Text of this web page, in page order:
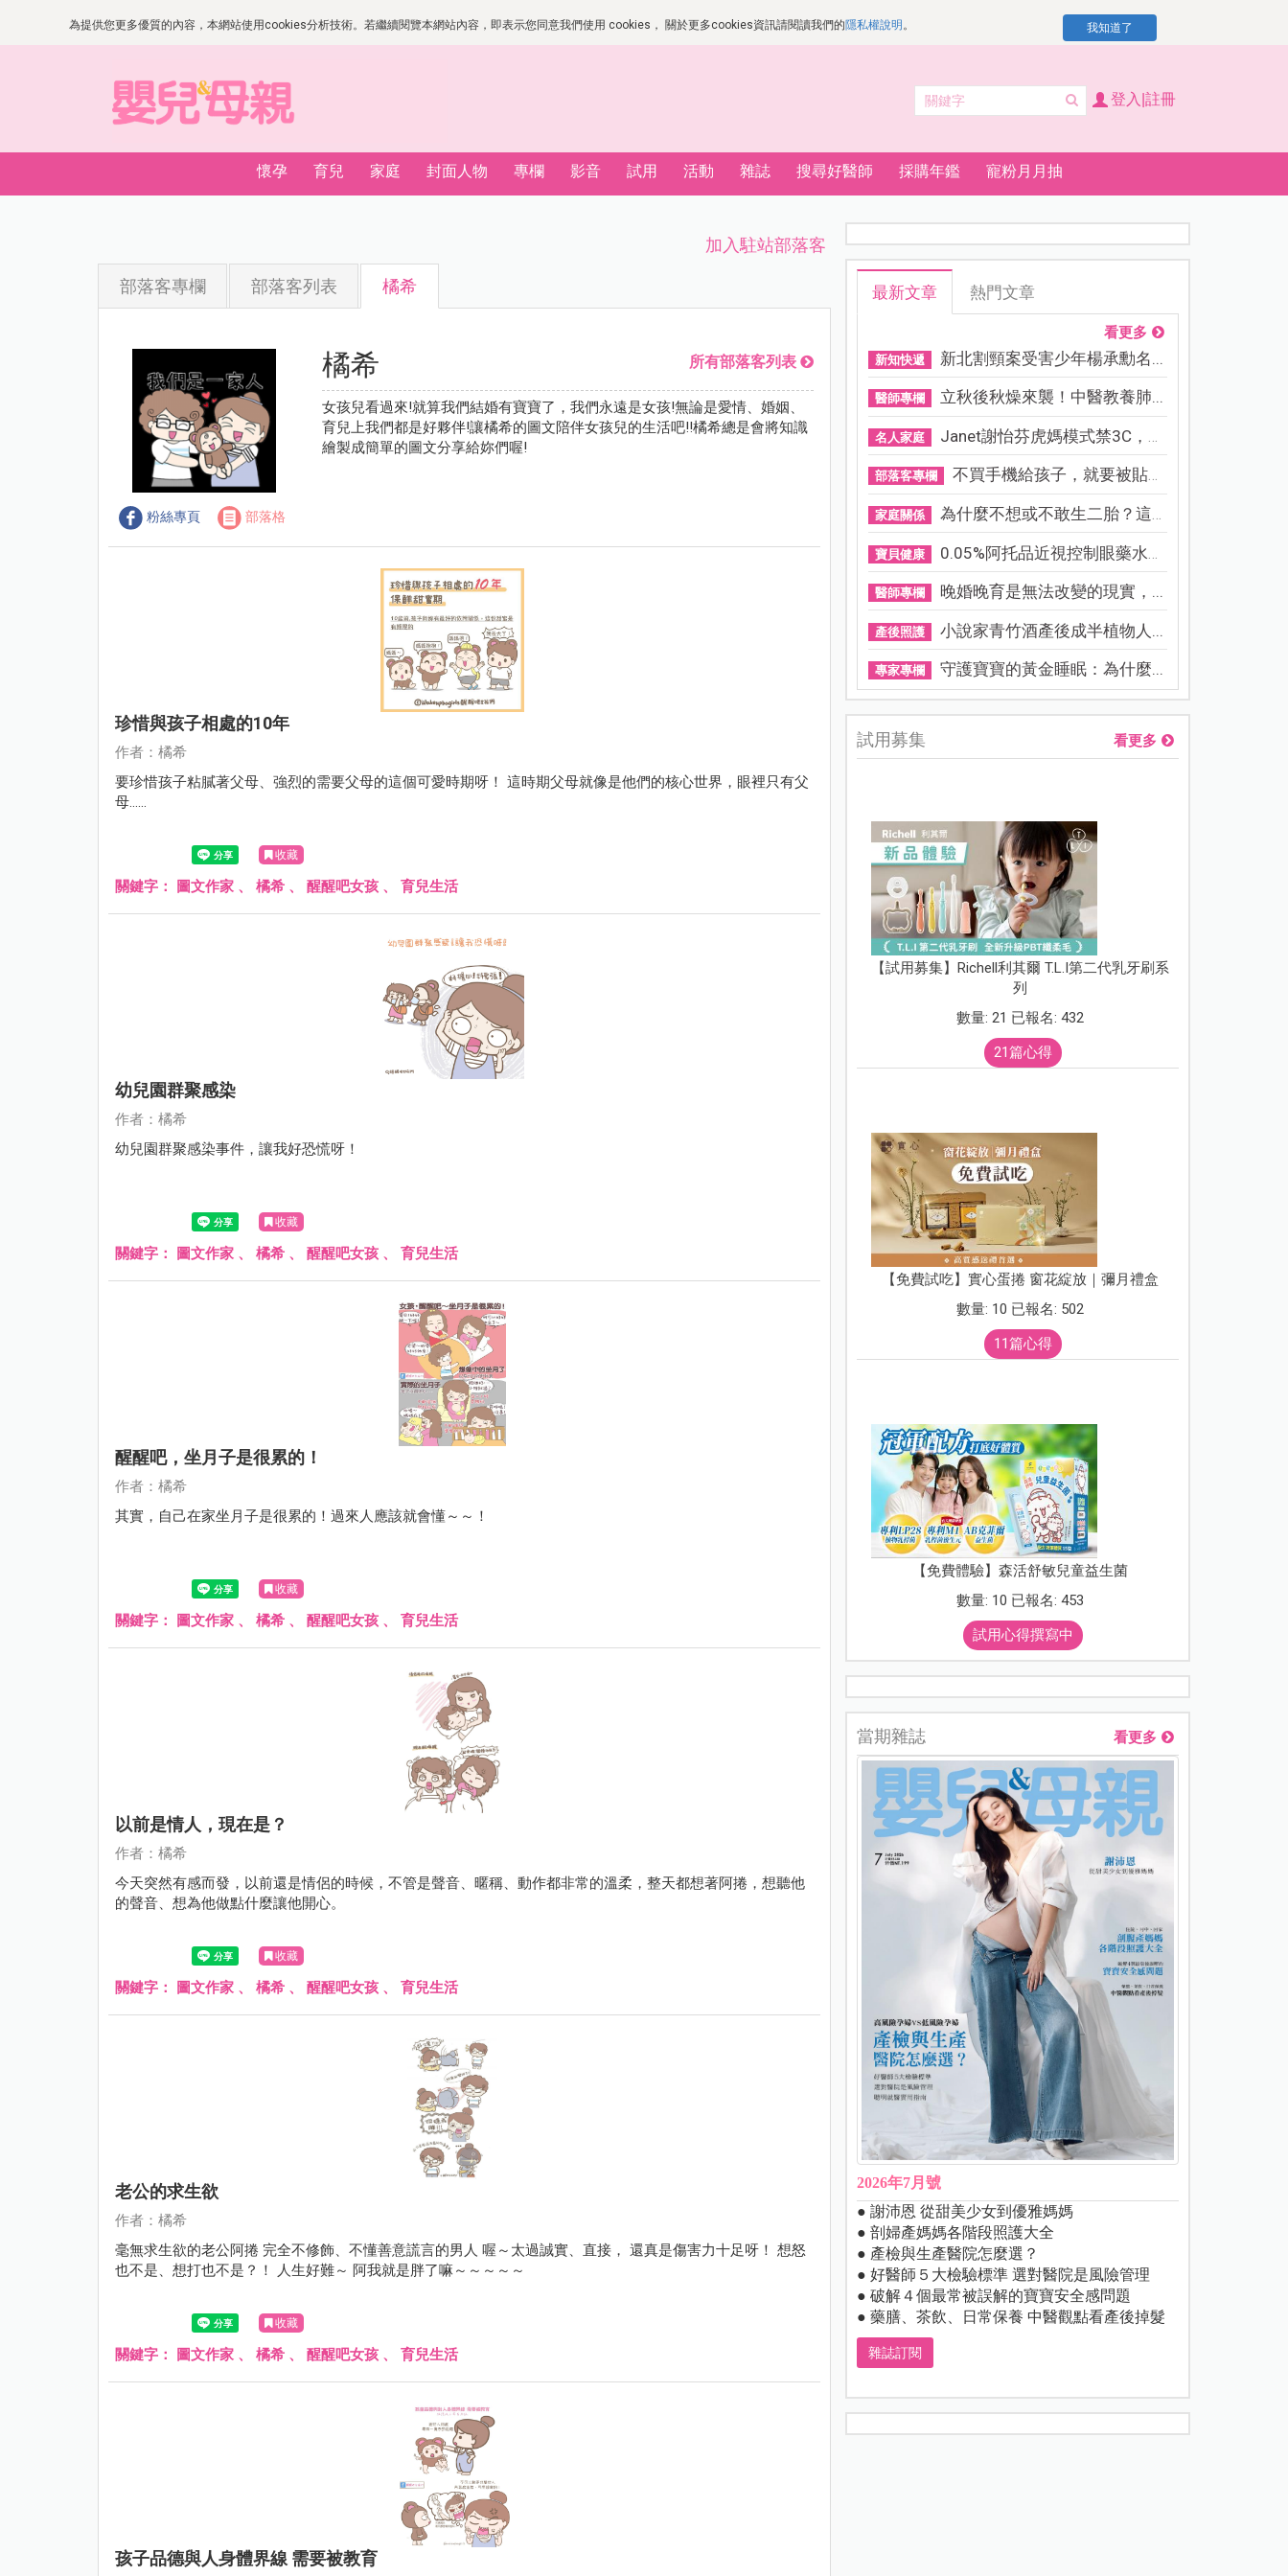
為提供您更多優質的內容，本網站使用cookies分析技術。若繼續閱覽本網站內容，即表示您同意我們使用 cookies， 關於更多cookies資訊請閱讀我們的隱私權說明 。 我知道了
登入|註冊
懷孕 育兒 家庭 封面人物 專欄 影音 試用 活動 雜誌 搜尋好醫師 採購年鑑 寵粉月月抽
加入駐站部落客
部落客專欄 部落客列表 橘希
粉絲專頁 部落格
橘希 所有部落客列表
女孩兒看過來!就算我們結婚有寶寶了，我們永遠是女孩!無論是愛情、婚姻、
育兒上我們都是好夥伴!讓橘希的圖文陪伴女孩兒的生活吧!!橘希總是會將知識
繪製成簡單的圖文分享給妳們喔!
珍惜與孩子相處的10年
作者：橘希
要珍惜孩子粘膩著父母、強烈的需要父母的這個可愛時期呀！ 這時期父母就像是他們的核心世界，眼裡只有父
母......
收藏
關鍵字： 圖文作家 、 橘希 、 醒醒吧女孩 、 育兒生活
幼兒園群聚感染
作者：橘希
幼兒園群聚感染事件，讓我好恐慌呀！
收藏
關鍵字： 圖文作家 、 橘希 、 醒醒吧女孩 、 育兒生活
醒醒吧，坐月子是很累的！
作者：橘希
其實，自己在家坐月子是很累的！過來人應該就會懂～～！
收藏
關鍵字： 圖文作家 、 橘希 、 醒醒吧女孩 、 育兒生活
以前是情人，現在是？
作者：橘希
今天突然有感而發，以前還是情侶的時候，不管是聲音、暱稱、動作都非常的溫柔，整天都想著阿捲，想聽他
的聲音、想為他做點什麼讓他開心。
收藏
關鍵字： 圖文作家 、 橘希 、 醒醒吧女孩 、 育兒生活
老公的求生欲
作者：橘希
毫無求生欲的老公阿捲 完全不修飾、不懂善意謊言的男人 喔～太過誠實、直接， 還真是傷害力十足呀！ 想怒
也不是、想打也不是？！ 人生好難～ 阿我就是胖了嘛～～～～～
收藏
關鍵字： 圖文作家 、 橘希 、 醒醒吧女孩 、 育兒生活
孩子品德與人身體界線 需要被教育
最新文章 熱門文章
看更多
新知快遞 新北割頸案受害少年楊承勳名...
醫師專欄 立秋後秋燥來襲！中醫教養肺...
名人家庭 Janet謝怡芬虎媽模式禁3C，看...
部落客專欄 不買手機給孩子，就要被貼「...
家庭關係 為什麼不想或不敢生二胎？這8...
寶貝健康 0.05%阿托品近視控制眼藥水納...
醫師專欄 晚婚晚育是無法改變的現實，...
產後照護 小說家青竹酒產後成半植物人...
專家專欄 守護寶寶的黃金睡眠：為什麼...
試用募集 看更多
【試用募集】Richell利其爾 T.L.I第二代乳牙刷系
列
數量: 21 已報名: 432
21篇心得
【免費試吃】實心蛋捲 窗花綻放｜彌月禮盒
數量: 10 已報名: 502
11篇心得
【免費體驗】森活舒敏兒童益生菌
數量: 10 已報名: 453
試用心得撰寫中
當期雜誌 看更多
2026年7月號
● 謝沛恩 從甜美少女到優雅媽媽
● 剖婦產媽媽各階段照護大全
● 產檢與生產醫院怎麼選？
● 好醫師５大檢驗標準 選對醫院是風險管理
● 破解４個最常被誤解的寶寶安全感問題
● 藥膳、茶飲、日常保養 中醫觀點看產後掉髮
雜誌訂閱